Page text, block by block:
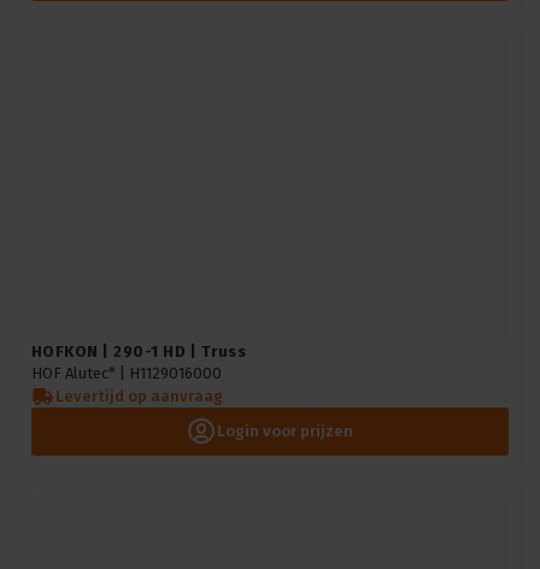
HOFKON | 290-1 HD | Truss
HOF Alutec* |
H1129016000
Levertijd op aanvraag
Login voor prijzen